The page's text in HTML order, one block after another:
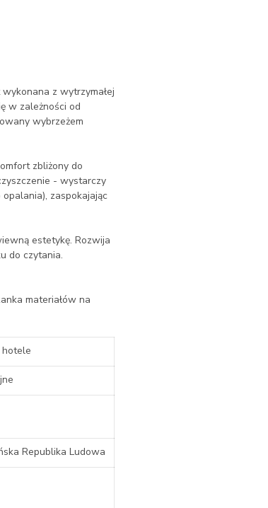
z wytrzymałej
w zależności od
wybrzeżem
zbliżony do
- wystarczy
zaspokajając
estetykę. Rozwija
do czytania.
materiałów na
Republika Ludowa